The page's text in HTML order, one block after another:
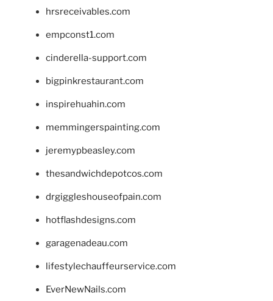
hrsreceivables.com
empconst1.com
cinderella-support.com
bigpinkrestaurant.com
inspirehuahin.com
memmingerspainting.com
jeremypbeasley.com
thesandwichdepotcos.com
drgiggleshouseofpain.com
hotflashdesigns.com
garagenadeau.com
lifestylechauffeurservice.com
EverNewNails.com